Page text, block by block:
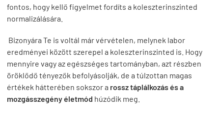
fontos, hogy kellő figyelmet fordíts a koleszterinszinted
normalizálására.
Bizonyára Te is voltál már vérvételen, melynek labor
eredményei között szerepel a koleszterinszinted is. Hogy
mennyire vagy az egészséges tartományban, azt részben
öröklődő tényezők befolyásolják, de a túlzottan magas
értékek hátterében sokszor a rossz táplálkozás és a
mozgásszegény életmód húzódik meg.